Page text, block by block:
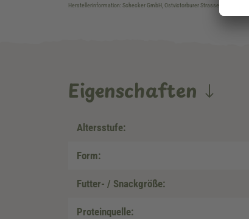
Herstellerinformation: Schecker GmbH, Ostvictorburer Strasse 109, DE-
Eigenschaften
Altersstufe:
Form:
Futter- / Snackgröße:
Proteinquelle: